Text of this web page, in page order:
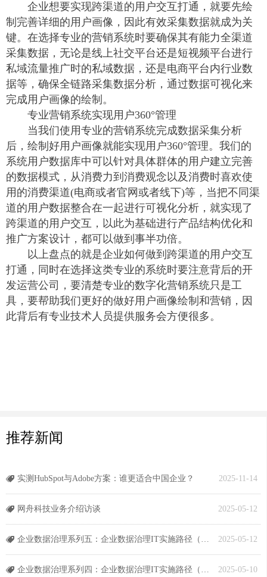
企业想要实现跨渠道的用户交互打通，就要先绘
制完善详细的用户画像，因此有效采集数据就成为关
键。在选择专业的营销系统时要确保其有能力全渠道
采集数据，无论是线上社交平台还是短视频平台进行
私域流量推广时的私域数据，还是电商平台内行业数
据等，确保全链路采集数据分析，通过数据可视化来
完成用户画像的绘制。
专业营销系统实现用户360°管理
当我们使用专业的营销系统完成数据采集分析
后，绘制好用户画像就能实现用户360°管理。我们的
系统用户数据库中可以针对具体群体的用户建立完善
的数据模式，从消费力到消费观念以及消费时喜欢使
用的消费渠道(电商或者官网或者线下)等，当把不同渠
道的用户数据整合在一起进行可视化分析，就实现了
跨渠道的用户交互，以此为基础进行产品结构优化和
推广方案设计，都可以做到事半功倍。
以上盘点的就是企业如何做到跨渠道的用户交互
打通，同时在选择这类专业的系统时要注意背后的开
发运营公司，要清楚专业的数字化营销系统只是工
具，要帮助我们更好的做好用户画像绘制和营销，因
此背后有专业技术人员提供服务会方便很多。
推荐新闻
2025-11-14
뀄 实测HubSpot与Adobe方案：谁更适合中国企业？
2025-05-12
뀄 网舟科技业务介绍访谈
2025-05-12
뀄 企业数据治理系列五：企业数据治理IT实施路径（下）
2025-05-10
뀄 企业数据治理系列四：企业数据治理IT实施路径（上）